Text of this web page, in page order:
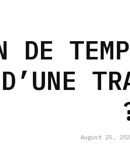
DE
August 25,